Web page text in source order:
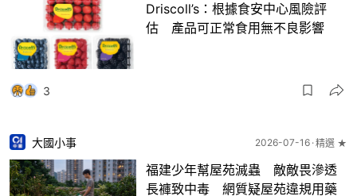
Driscoll’s：根據食安中心風險評
估 產品可正常食用無不良影響
3
大國小事 2026-07-16 精選 ★
福建少年幫屋苑滅蟲 敵敵畏滲透
長褲致中毒 網質疑屋苑違規用藥